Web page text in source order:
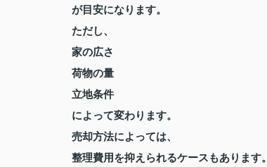
が目安になります。
ただし、
家の広さ
荷物の量
立地条件
によって変わります。
売却方法によっては、
整理費用を抑えられるケースもあります。